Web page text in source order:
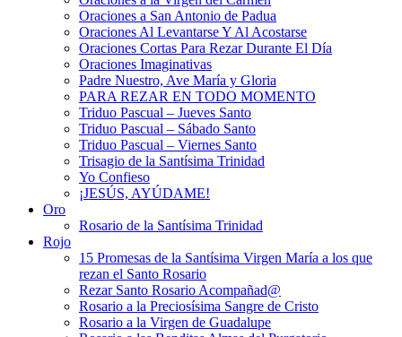
Oraciones a San Antonio de Padua
Oraciones Al Levantarse Y Al Acostarse
Oraciones Cortas Para Rezar Durante El Día
Oraciones Imaginativas
Padre Nuestro, Ave María y Gloria
PARA REZAR EN TODO MOMENTO
Triduo Pascual – Jueves Santo
Triduo Pascual – Sábado Santo
Triduo Pascual – Viernes Santo
Trisagio de la Santísima Trinidad
Yo Confieso
¡JESÚS, AYÚDAME!
Oro
Rosario de la Santísima Trinidad
Rojo
15 Promesas de la Santísima Virgen María a los que
rezan el Santo Rosario
Rezar Santo Rosario Acompañad@
Rosario a la Preciosísima Sangre de Cristo
Rosario a la Virgen de Guadalupe